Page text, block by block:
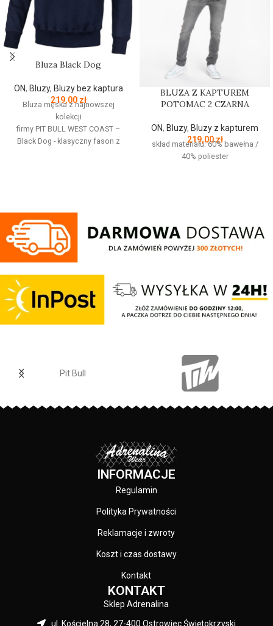
Bluza Black Dog
ON, Bluzy, Bluzy bez kaptura
219,00 zł
Bluza męska z najnowszej
kolekcji
firmy PIT BULL WEST COAST –
Black Dog - klasyczny fason z
dotyku - mocne żebrowane
ściągacze na rękawach oraz u
dołu bluzy - żebrowany kołnierz -
ściągacze rękawów dodatkowo
posiadają otwory na kciuk - od
wewnętrznej strony lamówka przy
karku chroniąca przed otarciami -
silikonowa kwadratowa naszywka
na lewym rękawie z logo marki Pit
Bull - duży nadruk na plecach oraz
sitodruku przez co są bardzo
Granatowy
BLUZA Z KAPTUREM
POTOMAC 2 CZARNA
ON, Bluzy, Bluzy z kapturem
219,00zł
skład materiału: 60% bawełna /
40% poliester
Pit Bull
INFORMACJE
Regulamin
Polityka Prywatności
Reklamacje i zwroty
Koszt i czas dostawy
Kontakt
KONTAKT
Sklep Adrenalina
ul. Kościelna 28, 27-400 Ostrowiec Świętokrzyski